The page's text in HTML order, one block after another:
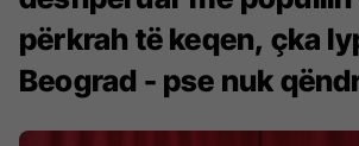
përkrah të keqen, çka
Beograd - pse nuk